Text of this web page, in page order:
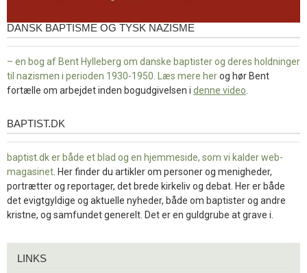
DANSK BAPTISME OG TYSK NAZISME
– en bog af Bent Hylleberg om danske baptister og deres holdninger
til nazismen i perioden 1930-1950. Læs mere herog hør Bent
fortælle om arbejdet inden bogudgivelsen i denne video
baptist.dk
BAPTIST.DK
baptist.dk er både et blad og en hjemmeside, som vi kalder web-
magasinet . Her finder du artikler om personer og menigheder,
portrætter og reportager, det brede kirkeliv og debat. Her er både
det evigtgyldige og aktuelle nyheder, både om baptister og andre
kristne, og samfundet generelt. Det er en guldgrube at grave i.
LINKS